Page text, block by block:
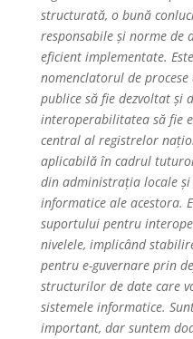
structurată, o bună
responsabile și norme de
eficient implementate.
nomenclatorul de
publice să fie dezvoltat și
interoperabilitatea să fie
central al registrelor
aplicabilă în cadrul
din administrația locale
informatice ale acestora.
suportului pentru
nivelele, implicând
pentru e-guvernare prin
structurilor de date care
sistemele informatice.
important, dar suntem